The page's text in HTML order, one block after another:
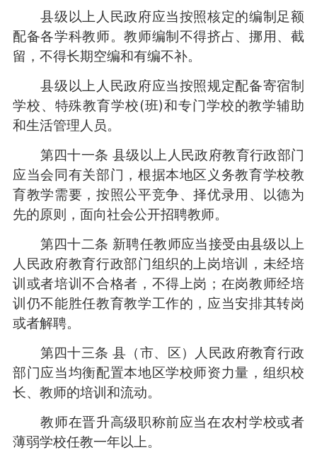
县级以上人民政府应当按照核定的编制足额
配备各学科教师。教师编制不得挤占、挪用、截
留，不得长期空编和有编不补。
县级以上人民政府应当按照规定配备寄宿制
学校、特殊教育学校(班)和专门学校的教学辅助
和生活管理人员。
第四十一条 县级以上人民政府教育行政部门
应当会同有关部门，根据本地区义务教育学校教
育教学需要，按照公平竞争、择优录用、以德为
先的原则，面向社会公开招聘教师。
第四十二条 新聘任教师应当接受由县级以上
人民政府教育行政部门组织的上岗培训，未经培
训或者培训不合格者，不得上岗；在岗教师经培
训仍不能胜任教育教学工作的，应当安排其转岗
或者解聘。
第四十三条 县（市、区）人民政府教育行政
部门应当均衡配置本地区学校师资力量，组织校
长、教师的培训和流动。
教师在晋升高级职称前应当在农村学校或者
薄弱学校任教一年以上。